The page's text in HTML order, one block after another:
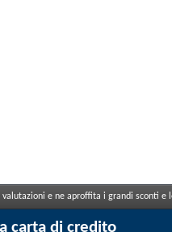
e ne aproffita i grandi sconti
carta di credito